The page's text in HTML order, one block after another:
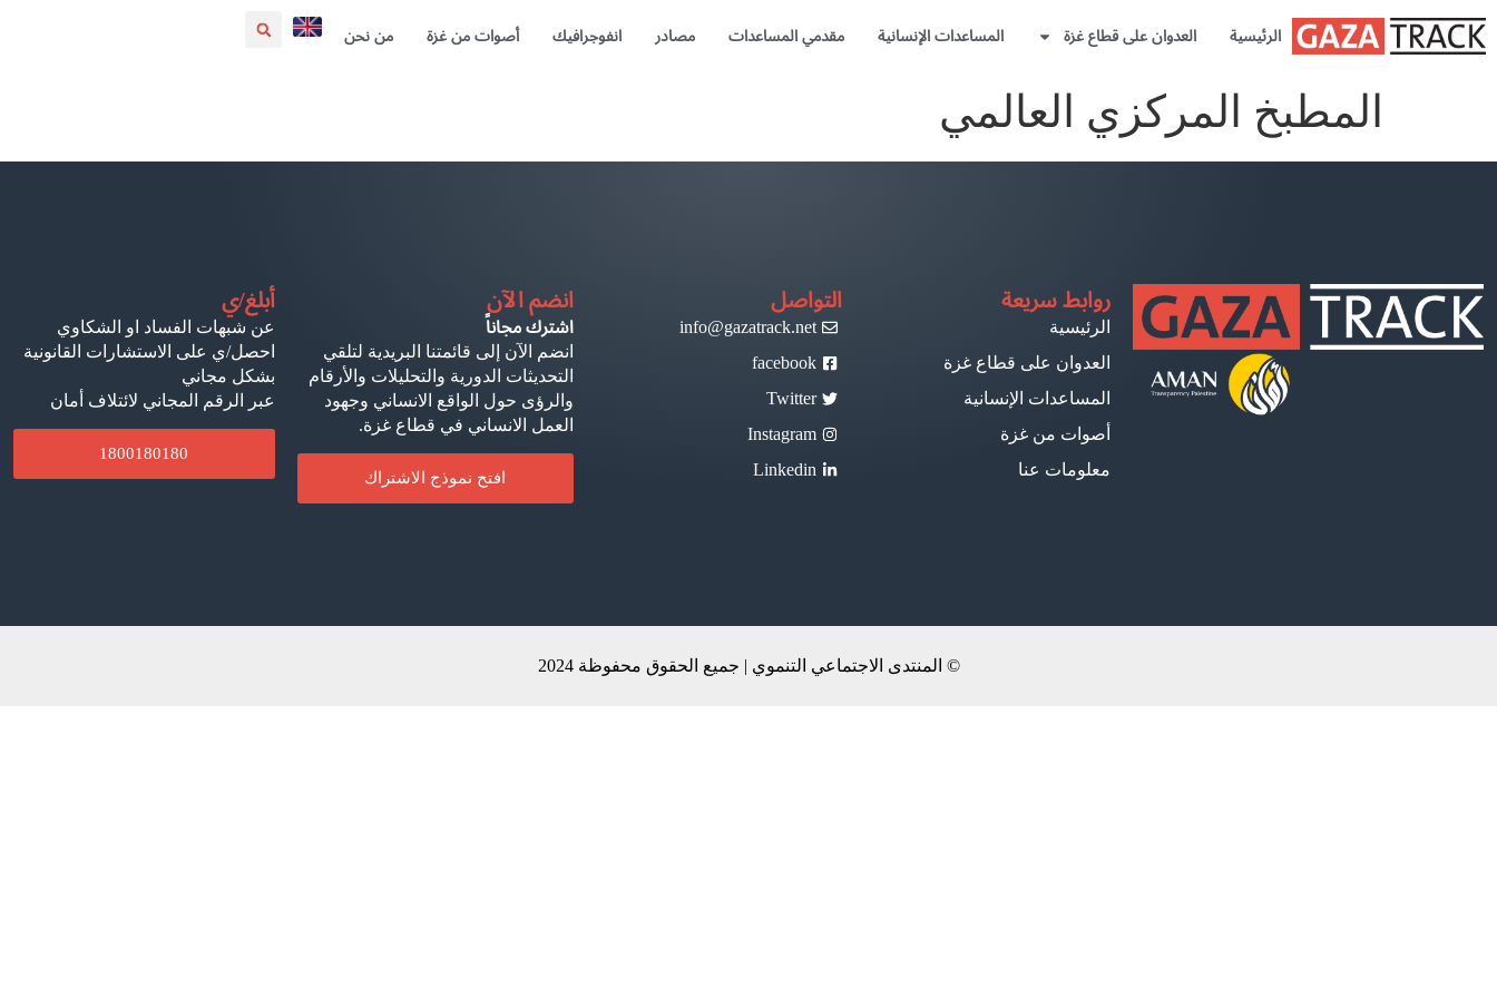
الرئيسية العدوان على قطاع غزة المساعدات الإنسانية مقدمي المساعدات مصادر انفوجرافيك أصوات من غزة من نحن
المطبخ المركزي العالمي
روابط سريعة
الرئيسية
العدوان على قطاع غزة
المساعدات الإنسانية
أصوات من غزة
معلومات عنا
التواصل
info@gazatrack.net
facebook
Twitter
Instagram
Linkedin
انضم الآن
اشترك مجاناً
انضم الآن إلى قائمتنا البريدية لتلقي
التحديثات الدورية والتحليلات والأرقام
والرؤى حول الواقع الانساني وجهود
العمل الانساني في قطاع غزة.
افتح نموذج الاشتراك
أبلغ/ي
عن شبهات الفساد او الشكاوي
احصل/ي على الاستشارات القانونية
بشكل مجاني
عبر الرقم المجاني لائتلاف أمان
1800180180
© المنتدى الاجتماعي التنموي | جميع الحقوق محفوظة 2024